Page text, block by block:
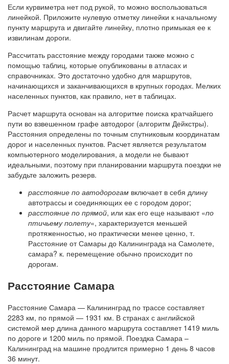
Если курвиметра нет под рукой, то можно воспользоваться
линейкой. Приложите нулевую отметку линейки к начальному
пункту маршрута и двигайте линейку, плотно примыкая ее к
извилинам дороги.
Рассчитать расстояние между городами также можно с
помощью таблиц, которые опубликованы в атласах и
справочниках. Это достаточно удобно для маршрутов,
начинающихся и заканчивающихся в крупных городах. Мелких
населенных пунктов, как правило, нет в таблицах.
Расчет маршрута основан на алгоритме поиска кратчайшего
пути во взвешенном графе автодорог (алгоритм Дейкстры).
Расстояния определены по точным спутниковым координатам
дорог и населенных пунктов. Расчет является результатом
компьютерного моделирования, а модели не бывают
идеальными, поэтому при планировании маршрута поездки не
забудьте заложить резерв.
расстояние по автодорогам включает в себя длину
автотрассы и соединяющих ее с городом дорог;
расстояние по прямой, или как его еще называют «по
птичьему полету«, характеризуется меньшей
протяженностью, но практически менее ценно, т.
Расстояние от Самары до Калининграда на Самолете,
самара? к. перемещение обычно происходит по
дорогам.
Расстояние Самара
Расстояние Самара — Калининград по трассе составляет
2283 км, по прямой — 1931 км. В странах с английской
системой мер длина данного маршрута составляет 1419 миль
по дороге и 1200 миль по прямой. Поездка Самара –
Калининград на машине продлится примерно 1 день 8 часов
36 минут.